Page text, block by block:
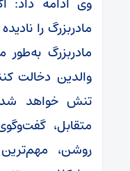
مادربزرگ را
مادربزرگ
والدین دخالت
تنش خواهد
متقابل،
روشن،